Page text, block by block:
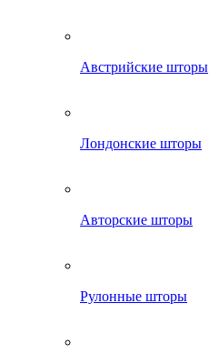
Австрийские шторы
Лондонские шторы
Авторские шторы
Рулонные шторы